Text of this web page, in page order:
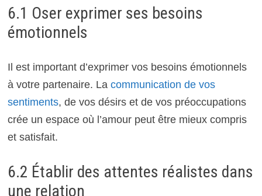
6.1 Oser exprimer ses besoins
émotionnels
Il est important d’exprimer vos besoins émotionnels
à votre partenaire. La communication de vos
sentiments, de vos désirs et de vos préoccupations
crée un espace où l’amour peut être mieux compris
et satisfait.
6.2 Établir des attentes réalistes dans
une relation